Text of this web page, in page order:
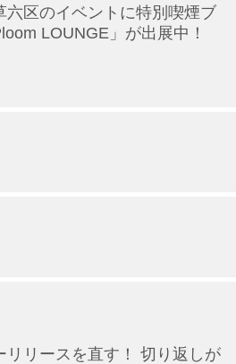
六区のイベントに特別喫煙ブ
LOUNGE」が出展中！
リリースを直す！ 切り返しが